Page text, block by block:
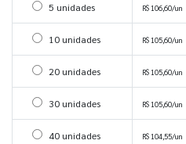
Selecionar 5 unidades
5 unidades R$ 106,60/un
Selecionar 10 unidades
10 unidades R$ 105,60/un
Selecionar 20 unidades
20 unidades R$ 105,60/un
Selecionar 30 unidades
30 unidades R$ 105,60/un
Selecionar 40 unidades
40 unidades R$ 104,55/un